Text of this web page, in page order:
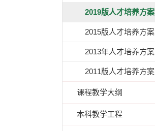
2019版人才培养方案
2015版人才培养方案
2013年人才培养方案
2011版人才培养方案
课程教学大纲
本科教学工程